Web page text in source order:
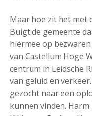
Maar hoe zit het met
Buigt de gemeente
hiermee op
van Castellum Hoge
centrum in Leidsche
van geluid en
gezocht naar een
kunnen vinden.